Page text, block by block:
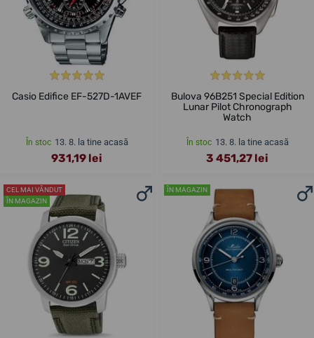
Casio Edifice EF-527D-1AVEF
În stoc 13. 8. la tine acasă
931,19 lei
Bulova 96B251 Special Edition
Lunar Pilot Chronograph
Watch
În stoc 13. 8. la tine acasă
3 451,27 lei
CEL MAI VÂNDUT
ÎN MAGAZIN
ÎN MAGAZIN